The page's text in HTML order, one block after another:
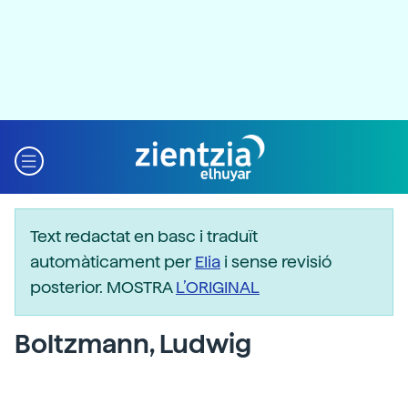
Text redactat en basc i traduït
automàticament perElia i sense revisió
posterior. MOSTRAL’ORIGINAL
Boltzmann, Ludwig